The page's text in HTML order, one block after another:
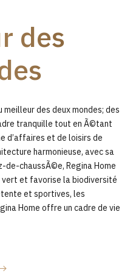
des
meilleur des deux mondes; des
tranquille tout en Ã©tant
d’affaires et de loisirs de
harmonieuse, avec sa
chaussÃ©e, Regina Home
vert et favorise la biodiversité
et sportives, les
Home offre un cadre de vie